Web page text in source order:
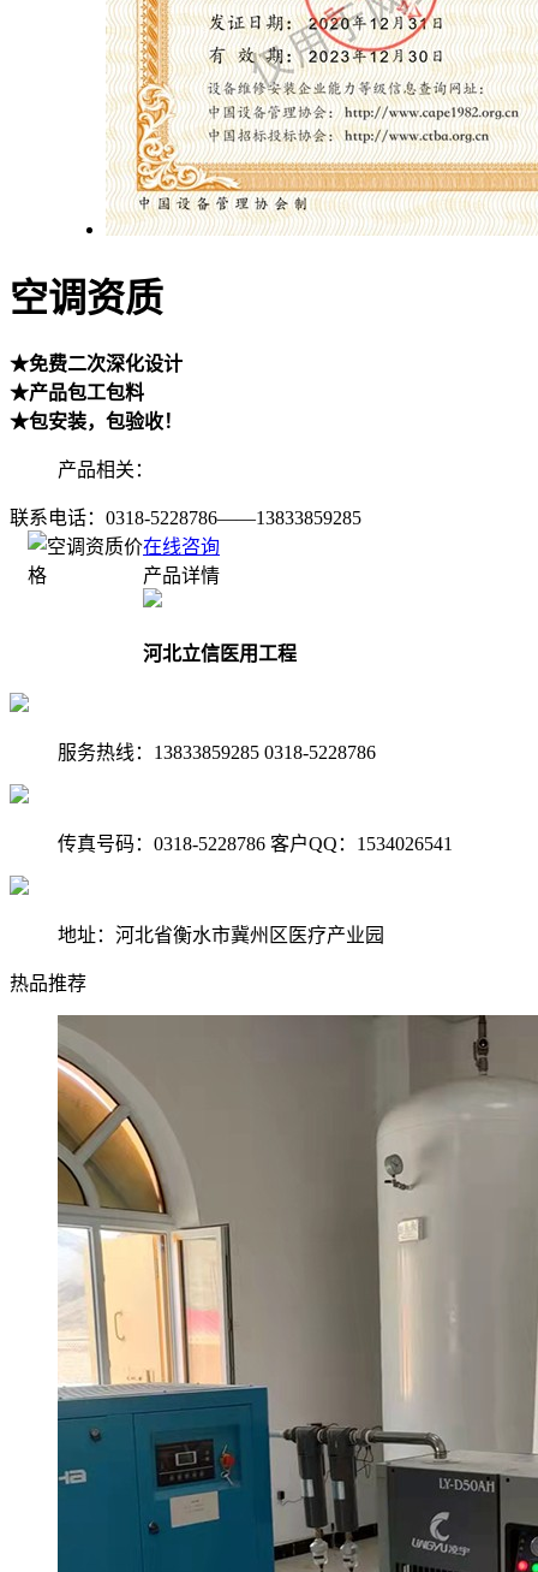
空调资质
★免费二次深化设计
★产品包工包料
★包安装，包验收！
产品相关：
联系电话： 0318-5228786——13833859285
在线咨询
产品详情
河北立信医用工程
服务热线：13833859285 0318-5228786
传真号码：0318-5228786 客户QQ：1534026541
地址：河北省衡水市冀州区医疗产业园
热品推荐